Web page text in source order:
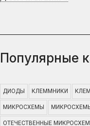
Популярные
ДИОДЫ КЛЕММНИКИ
МИКРОСХЕМЫ
ОТЕЧЕСТВЕННЫЕ